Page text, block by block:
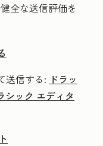
全な送信評価を
送信する: ドラッ
シック エディタ